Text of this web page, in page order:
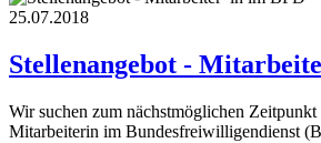
25.07.2018
Stellenangebot -
Wir suchen zum nächstmöglichen
Mitarbeiterin im Bundesfreiwilligendienst